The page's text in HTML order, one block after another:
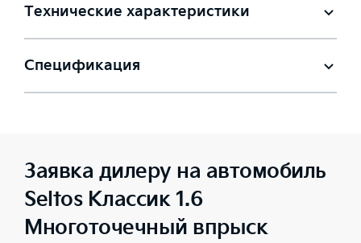
Технические характеристики
Спецификация
Заявка дилеру на автомобиль
Seltos Классик 1.6
Многоточечный впрыск